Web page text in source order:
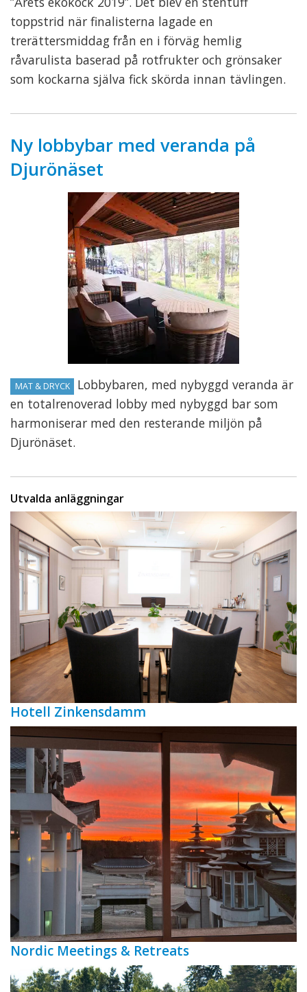
toppstrid när finalisterna lagade en
trerättersmiddag från en i förväg hemlig
råvarulista baserad på rotfrukter och grönsaker
som kockarna själva fick skörda innan tävlingen.
Ny lobbybar med veranda på
Djurönäset
MAT & DRYCK
Lobbybaren, med nybyggd veranda är
en totalrenoverad lobby med nybyggd bar som
harmoniserar med den resterande miljön på
Djurönäset.
Utvalda anläggningar
Hotell Zinkensdamm
Nordic Meetings & Retreats